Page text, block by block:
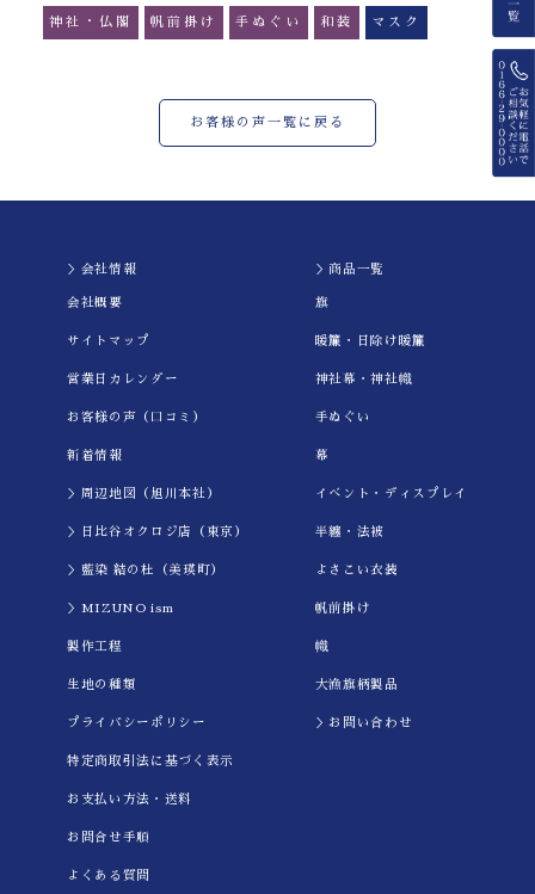
神社・仏閣 帆前掛け 手ぬぐい 和装 マスク
お客様の声一覧に戻る
＞会社情報
会社概要
サイトマップ
営業日カレンダー
お客様の声（口コミ）
新着情報
＞周辺地図（旭川本社）
＞日比谷オクロジ店（東京）
＞藍染 結の杜（美瑛町）
＞MIZUNO ism
製作工程
生地の種類
プライバシーポリシー
特定商取引法に基づく表示
お支払い方法・送料
お問合せ手順
よくある質問
＞商品一覧
旗
暖簾・日除け暖簾
神社幕・神社幟
手ぬぐい
幕
イべント・ディスプレイ
半纏・法被
よさこい衣装
帆前掛け
幟
大漁旗柄製品
＞お問い合わせ